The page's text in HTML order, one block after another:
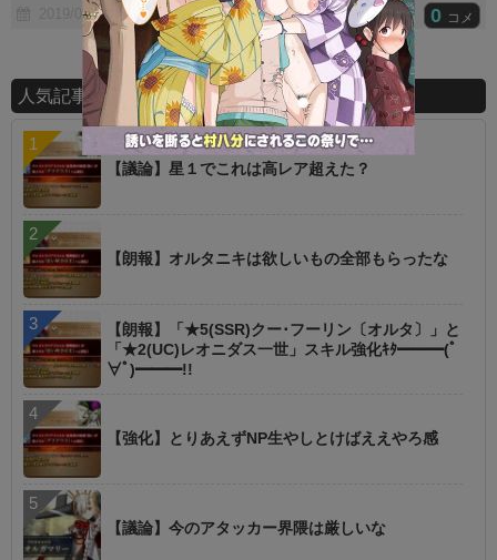
2019/02/17 0 コメ
人気記事ランキング
【議論】星１でこれは高レア超えた？
【朗報】オルタニキは欲しいもの全部もらったな
【朗報】「★5(SSR)クー･フーリン〔オルタ〕」と
「★2(UC)レオニダス一世」スキル強化ｷﾀ━━━(ﾟ
∀ﾟ)━━━!!
【強化】とりあえずNP生やしとけばええやろ感
【議論】今のアタッカー界隈は厳しいな